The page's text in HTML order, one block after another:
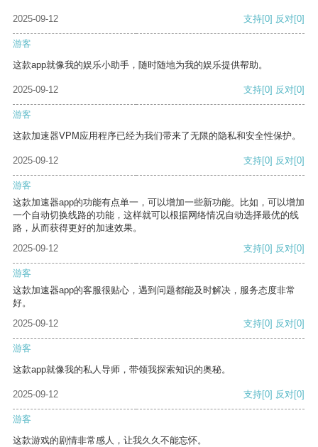
2025-09-12 支持[0] 反对[0]
游客
这款app就像我的娱乐小助手，随时随地为我的娱乐提供帮助。
2025-09-12 支持[0] 反对[0]
游客
这款加速器VPM应用程序已经为我们带来了无限的隐私和安全性保护。
2025-09-12 支持[0] 反对[0]
游客
这款加速器app的功能有点单一，可以增加一些新功能。比如，可以增加
一个自动切换线路的功能，这样就可以根据网络情况自动选择最优的线
路，从而获得更好的加速效果。
2025-09-12
支持[0] 反对[0]
游客
这款加速器app的客服很贴心，遇到问题都能及时解决，服务态度非常
好。
2025-09-12
支持[0] 反对[0]
游客
这款app就像我的私人导师，带领我探索知识的奥秘。
2025-09-12 支持[0] 反对[0]
游客
这款游戏的剧情非常感人，让我久久不能忘怀。